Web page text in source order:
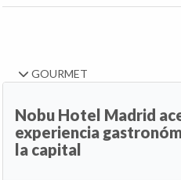
GOURMET
Nobu Hotel Madrid
experiencia
la capital